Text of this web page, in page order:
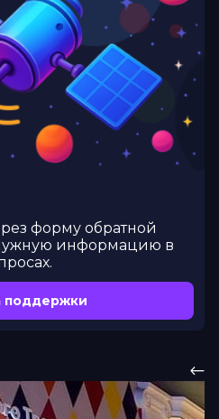
форму обратной
информацию в
поддержки